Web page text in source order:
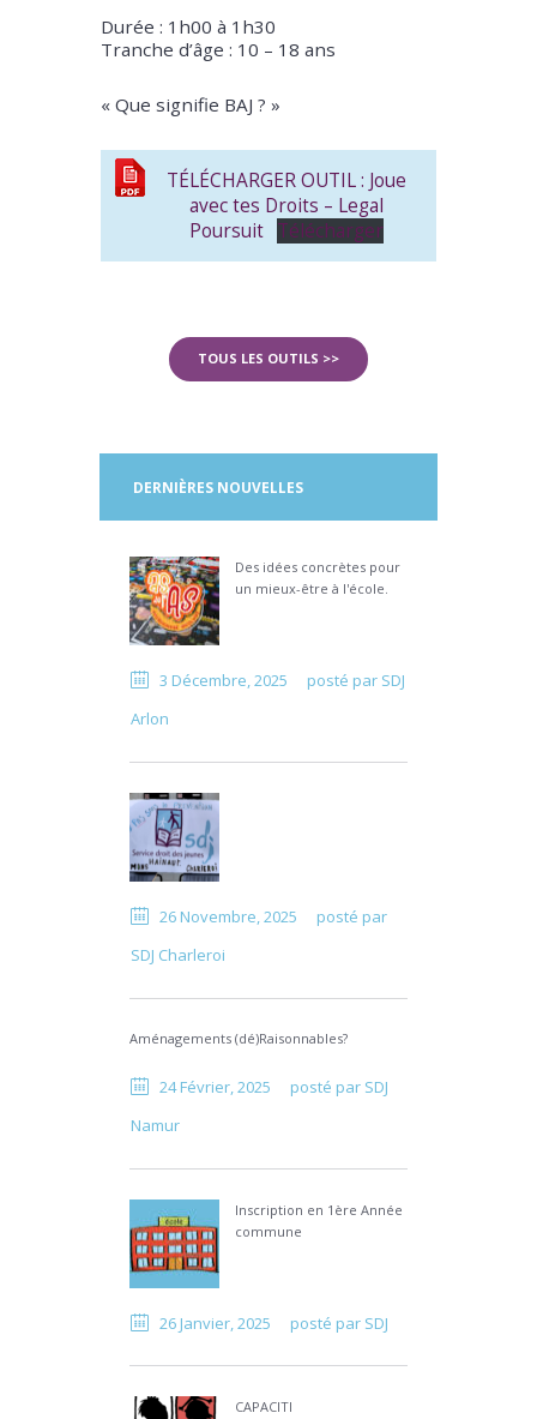
Durée : 1h00 à 1h30
Tranche d’âge : 10 – 18 ans
« Que signifie BAJ ? »
TÉLÉCHARGER OUTIL : Joue
avec tes Droits – Legal
Poursuit Télécharger
TOUS LES OUTILS >>
DERNIÈRES NOUVELLES
Des idées concrètes pour
un mieux-être à l'école.
3 Décembre, 2025 posté par SDJ
Arlon
26 Novembre, 2025
posté par
SDJ Charleroi
Aménagements (dé)Raisonnables?
24 Février, 2025 posté par SDJ
Namur
Inscription en 1ère Année
commune
26 Janvier, 2025 posté par SDJ
CAPACITI